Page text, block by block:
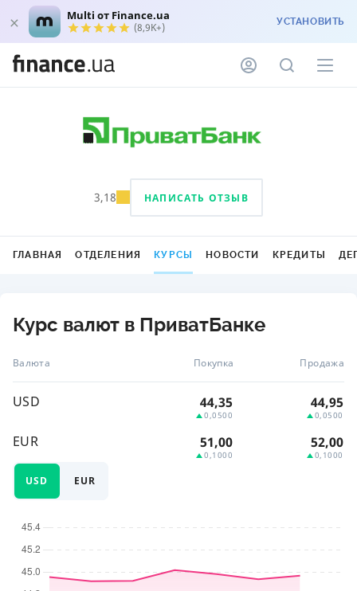
Multi от Finance.ua
(8,9K+) УСТАНОВИТЬ
3,18 НАПИСАТЬ ОТЗЫВ
ГЛАВНАЯ ОТДЕЛЕНИЯ КУРСЫ НОВОСТИ КРЕДИТЫ
Курс валют в ПриватБанке
Валюта Покупка Продажа
USD 44,35
0,0500
44,95
0,0500
EUR 51,00
0,1000
52,00
0,1000
USD EUR